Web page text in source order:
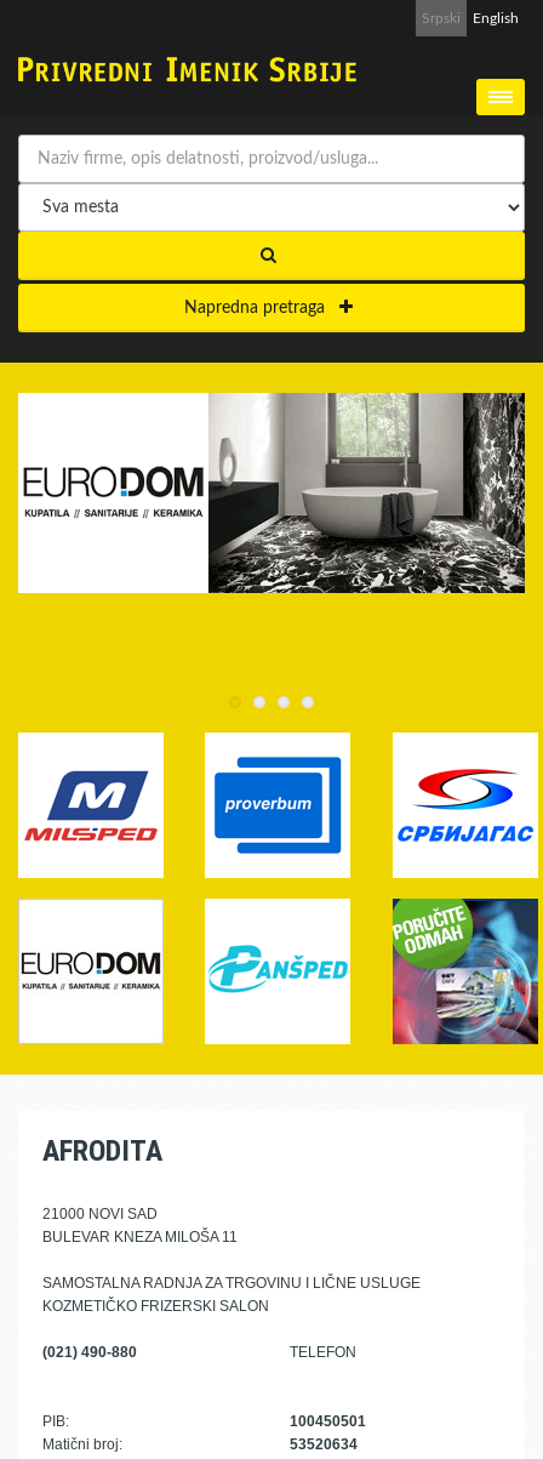
Srpski English
Napredna pretraga
AFRODITA
21000 NOVI SAD
BULEVAR KNEZA MILOŠA 11
SAMOSTALNA RADNJA ZA TRGOVINU I LIČNE USLUGE
KOZMETIČKO FRIZERSKI SALON
(021) 490-880 TELEFON
PIB:
100450501
Matični broj:
53520634